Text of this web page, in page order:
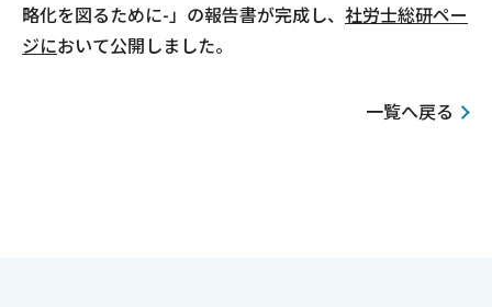
略化を図るために-」の報告書が完成し、 社労士総研ペー
ジにおいて公開しました。
一覧へ戻る